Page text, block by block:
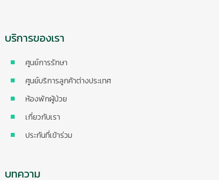
บริการของเรา
ศูนย์การรักษา
ศูนย์บริการลูกค้าต่างประเทศ
ห้องพักผู้ป่วย
เกี่ยวกับเรา
ประกันที่เข้าร่วม
บทความ